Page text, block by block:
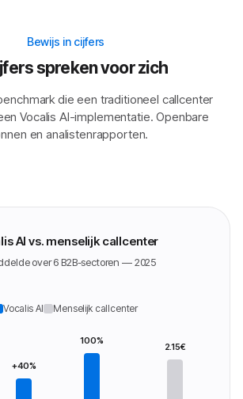
Bewijs in cijfers
spreken voor zich
die een traditioneel callcenter
Vocalis AI-implementatie. Openbare
en analistenrapporten.
AI vs. menselijk callcenter
over 6 B2B-sectoren — 2025
Vocalis AI Menselijk callcenter
+40%
100%
2.15€